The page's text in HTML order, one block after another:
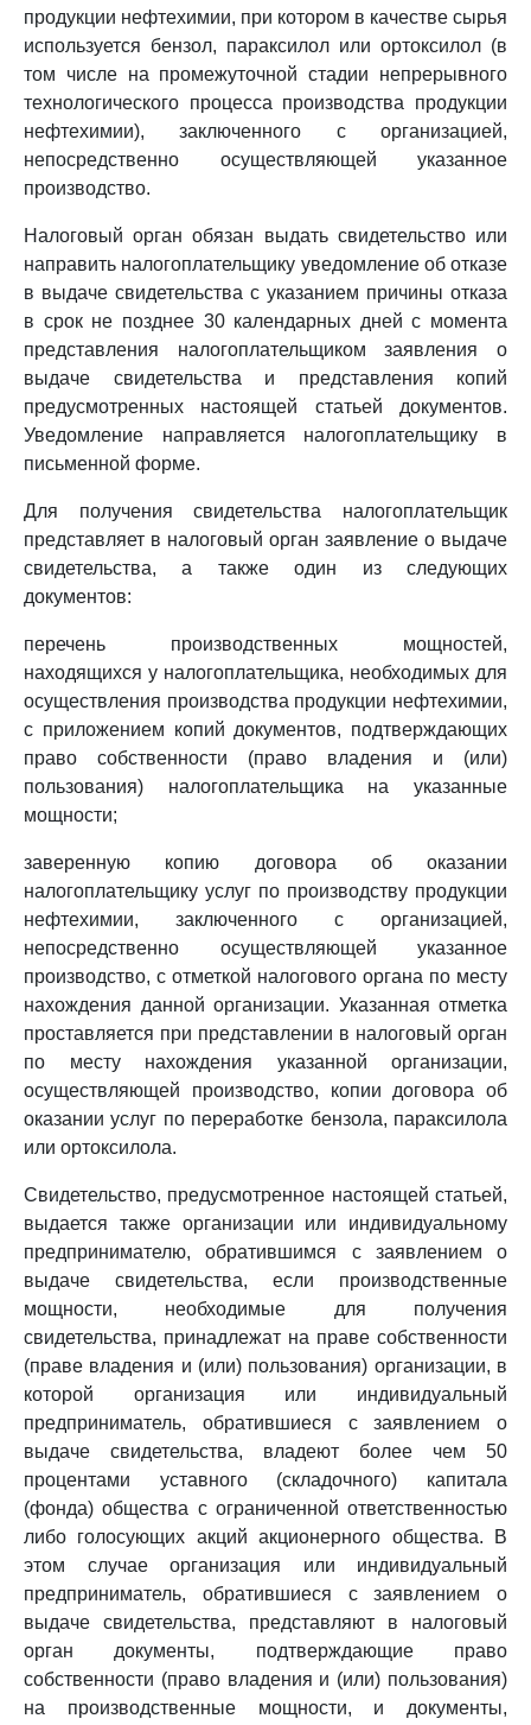
продукции нефтехимии, при котором в качестве сырья
используется бензол, параксилол или ортоксилол (в
том числе на промежуточной стадии непрерывного
технологического процесса производства продукции
нефтехимии), заключенного с организацией,
непосредственно осуществляющей указанное
производство.
Налоговый орган обязан выдать свидетельство или
направить налогоплательщику уведомление об отказе
в выдаче свидетельства с указанием причины отказа
в срок не позднее 30 календарных дней с момента
представления налогоплательщиком заявления о
выдаче свидетельства и представления копий
предусмотренных настоящей статьей документов.
Уведомление направляется налогоплательщику в
письменной форме.
Для получения свидетельства налогоплательщик
представляет в налоговый орган заявление о выдаче
свидетельства, а также один из следующих
документов:
перечень производственных мощностей,
находящихся у налогоплательщика, необходимых для
осуществления производства продукции нефтехимии,
с приложением копий документов, подтверждающих
право собственности (право владения и (или)
пользования) налогоплательщика на указанные
мощности;
заверенную копию договора об оказании
налогоплательщику услуг по производству продукции
нефтехимии, заключенного с организацией,
непосредственно осуществляющей указанное
производство, с отметкой налогового органа по месту
нахождения данной организации. Указанная отметка
проставляется при представлении в налоговый орган
по месту нахождения указанной организации,
осуществляющей производство, копии договора об
оказании услуг по переработке бензола, параксилола
или ортоксилола.
Свидетельство, предусмотренное настоящей статьей,
выдается также организации или индивидуальному
предпринимателю, обратившимся с заявлением о
выдаче свидетельства, если производственные
мощности, необходимые для получения
свидетельства, принадлежат на праве собственности
(праве владения и (или) пользования) организации, в
которой организация или индивидуальный
предприниматель, обратившиеся с заявлением о
выдаче свидетельства, владеют более чем 50
процентами уставного (складочного) капитала
(фонда) общества с ограниченной ответственностью
либо голосующих акций акционерного общества. В
этом случае организация или индивидуальный
предприниматель, обратившиеся с заявлением о
выдаче свидетельства, представляют в налоговый
орган документы, подтверждающие право
собственности (право владения и (или) пользования)
на производственные мощности, и документы,